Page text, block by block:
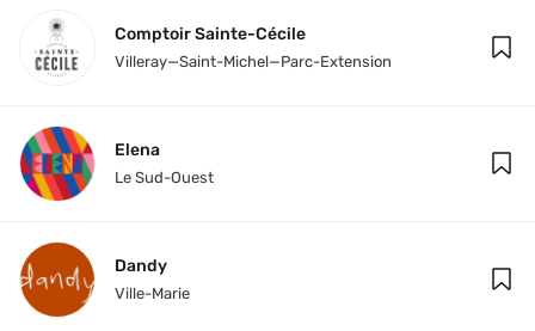
Comptoir Sainte-Cécile
Villeray—Saint-Michel—Parc-Extension
Elena
Le Sud-Ouest
Dandy
Ville-Marie